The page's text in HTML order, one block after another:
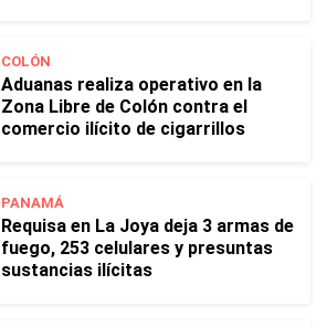
COLÓN
Aduanas realiza operativo en la
Zona Libre de Colón contra el
comercio ilícito de cigarrillos
PANAMÁ
Requisa en La Joya deja 3 armas de
fuego, 253 celulares y presuntas
sustancias ilícitas